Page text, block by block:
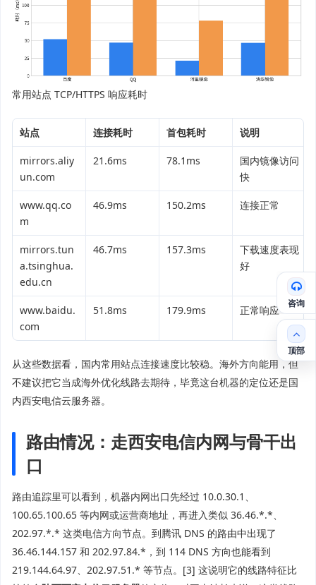
常用站点 TCP/HTTPS 响应耗时
站点 连接耗时 首包耗时 说明
mirrors.aliy
un.com
21.6ms 78.1ms
国内镜像访问
快
www.qq.co
m
46.9ms 150.2ms 连接正常
mirrors.tun
a.tsinghua.
edu.cn
46.7ms 157.3ms
下载速度表现
好
www.baidu.
com
51.8ms 179.9ms 正常响应
从这些数据看，国内常用站点连接速度比较稳。海外方向能用，但
不建议把它当成海外优化线路去期待，毕竟这台机器的定位还是国
内西安电信云服务器。
路由情况：走西安电信内网与骨干出
口
路由追踪里可以看到，机器内网出口先经过 10.0.30.1、
100.65.100.65 等内网或运营商地址，再进入类似 36.46.*.*、
202.97.*.* 这类电信方向节点。到腾讯 DNS 的路由中出现了
36.46.144.157 和 202.97.84.*，到 114 DNS 方向也能看到
219.144.64.97、202.97.51.* 等节点。[3] 这说明它的线路特征比
咨询
顶部